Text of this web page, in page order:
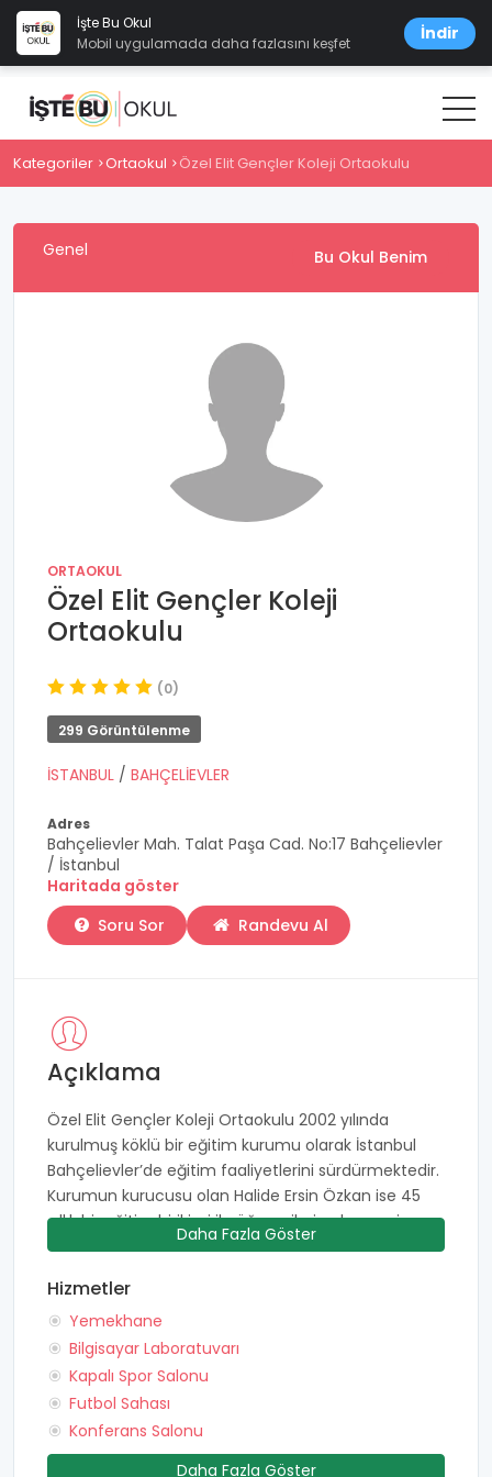
İşte Bu Okul
Mobil uygulamada daha fazlasını keşfet
İndir
Kategoriler Ortaokul Özel Elit Gençler Koleji Ortaokulu
Genel Bu Okul Benim
ORTAOKUL
Özel Elit Gençler Koleji
Ortaokulu
(0)
299 Görüntülenme
İSTANBUL / BAHÇELİEVLER
Adres
Bahçelievler Mah. Talat Paşa Cad. No:17 Bahçelievler
/ İstanbul
Haritada göster
Soru Sor
Randevu Al
Açıklama
Özel Elit Gençler Koleji Ortaokulu 2002 yılında
kurulmuş köklü bir eğitim kurumu olarak İstanbul
Bahçelievler’de eğitim faaliyetlerini sürdürmektedir.
Kurumun kurucusu olan Halide Ersin Özkan ise 45
yıllık bir eğitim birikimi ile öğrencilerine her şeyin en
iyisini sunmayı amaçlamaktadır. Kurum
hızla ilerleyebilen, güncel teknolojiye hakim ve
idealist kişilerden oluşturmaktadır. Bahçelievler Özel
Elit Gençler Koleji Ortaokulu 3300 metrekarelik okul
kampüsü ile öğrencilerine birçok imkan sağlayan bir
eğitim ortamı sunmaktadır. Bu imkanlar fen
laboratuvarlarından 3D odasına kadar uzanan geniş
bir skalaya sahiptir. Bunun yanı sıra kurum
Daha Fazla Göster
Hizmetler
Yemekhane
Bilgisayar Laboratuvarı
Kapalı Spor Salonu
Futbol Sahası
Konferans Salonu
Daha Fazla Göster